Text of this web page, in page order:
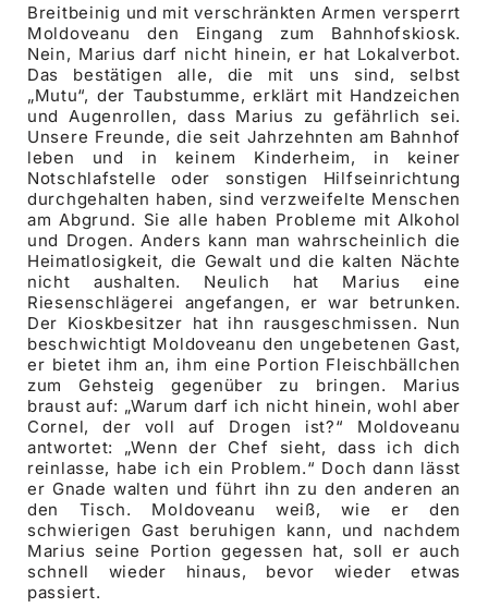
Breitbeinig und mit verschränkten Armen versperrt
Moldoveanu den Eingang zum Bahnhofskiosk.
Nein, Marius darf nicht hinein, er hat Lokalverbot.
Das bestätigen alle, die mit uns sind, selbst
„Mutu“, der Taubstumme, erklärt mit Handzeichen
und Augenrollen, dass Marius zu gefährlich sei.
Unsere Freunde, die seit Jahrzehnten am Bahnhof
leben und in keinem Kinderheim, in keiner
Notschlafstelle oder sonstigen Hilfseinrichtung
durchgehalten haben, sind verzweifelte Menschen
am Abgrund. Sie alle haben Probleme mit Alkohol
und Drogen. Anders kann man wahrscheinlich die
Heimatlosigkeit, die Gewalt und die kalten Nächte
nicht aushalten. Neulich hat Marius eine
Riesenschlägerei angefangen, er war betrunken.
Der Kioskbesitzer hat ihn rausgeschmissen. Nun
beschwichtigt Moldoveanu den ungebetenen Gast,
er bietet ihm an, ihm eine Portion Fleischbällchen
zum Gehsteig gegenüber zu bringen. Marius
braust auf: „Warum darf ich nicht hinein, wohl aber
Cornel, der voll auf Drogen ist?“ Moldoveanu
antwortet: „Wenn der Chef sieht, dass ich dich
reinlasse, habe ich ein Problem.“ Doch dann lässt
er Gnade walten und führt ihn zu den anderen an
den Tisch. Moldoveanu weiß, wie er den
schwierigen Gast beruhigen kann, und nachdem
Marius seine Portion gegessen hat, soll er auch
schnell wieder hinaus, bevor wieder etwas
passiert.